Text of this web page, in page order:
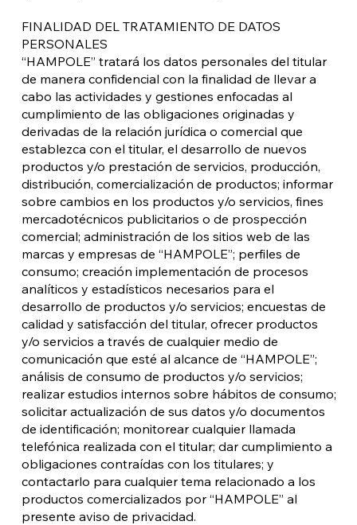
FINALIDAD DEL TRATAMIENTO DE DATOS
PERSONALES
“HAMPOLE” tratará los datos personales del titular
de manera confidencial con la finalidad de llevar a
cabo las actividades y gestiones enfocadas al
cumplimiento de las obligaciones originadas y
derivadas de la relación jurídica o comercial que
establezca con el titular, el desarrollo de nuevos
productos y/o prestación de servicios, producción,
distribución, comercialización de productos; informar
sobre cambios en los productos y/o servicios, fines
mercadotécnicos publicitarios o de prospección
comercial; administración de los sitios web de las
marcas y empresas de “HAMPOLE”; perfiles de
consumo; creación implementación de procesos
analíticos y estadísticos necesarios para el
desarrollo de productos y/o servicios; encuestas de
calidad y satisfacción del titular, ofrecer productos
y/o servicios a través de cualquier medio de
comunicación que esté al alcance de “HAMPOLE”;
análisis de consumo de productos y/o servicios;
realizar estudios internos sobre hábitos de consumo;
solicitar actualización de sus datos y/o documentos
de identificación; monitorear cualquier llamada
telefónica realizada con el titular; dar cumplimiento a
obligaciones contraídas con los titulares; y
contactarlo para cualquier tema relacionado a los
productos comercializados por “HAMPOLE” al
presente aviso de privacidad.